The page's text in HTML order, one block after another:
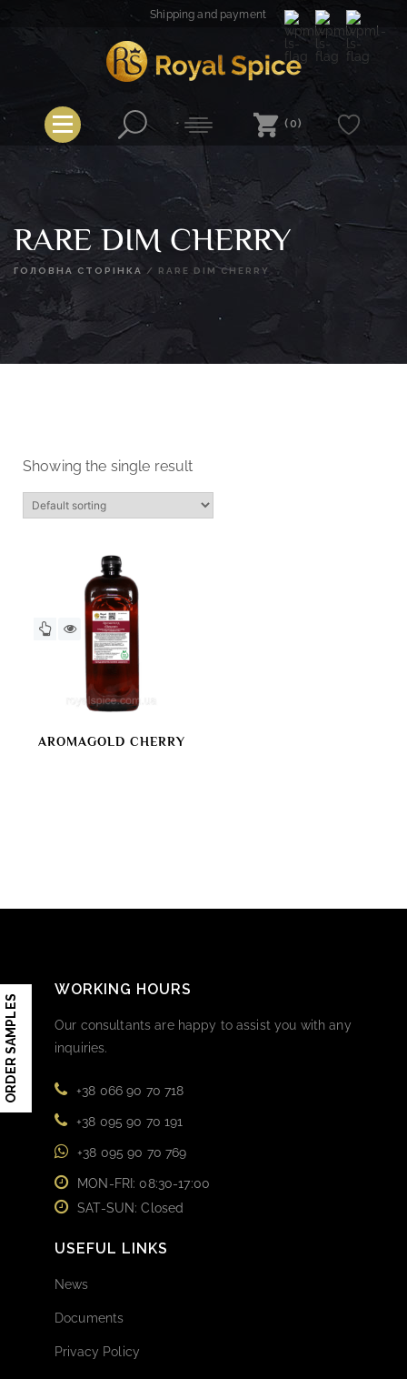
ORDER SAMPLES
Shipping and payment
Royal Spice
(0)
RARE DIM CHERRY
ГОЛОВНА СТОРІНКА / RARE DIM CHERRY
Showing the single result
AROMAGOLD CHERRY
WORKING HOURS
Our consultants are happy to assist you with any
inquiries.
+38 066 90 70 718
+38 095 90 70 191
+38 095 90 70 769
MON-FRI: 08:30-17:00
SAT-SUN: Closed
USEFUL LINKS
News
Documents
Privacy Policy